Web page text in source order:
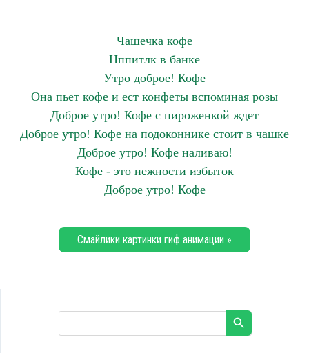
Чашечка кофе
Нппитлк в банке
Утро доброе! Кофе
Она пьет кофе и ест конфеты вспоминая розы
Доброе утро! Кофе с пироженкой ждет
Доброе утро! Кофе на подоконнике стоит в чашке
Доброе утро! Кофе наливаю!
Кофе - это нежности избыток
Доброе утро! Кофе
Смайлики картинки гиф анимации »